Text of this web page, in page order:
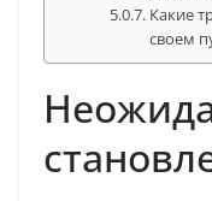
Какие
своем